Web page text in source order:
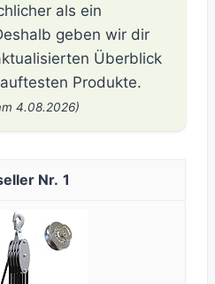
als ein
geben wir dir
Überblick
Produkte.
4.08.2026)
1